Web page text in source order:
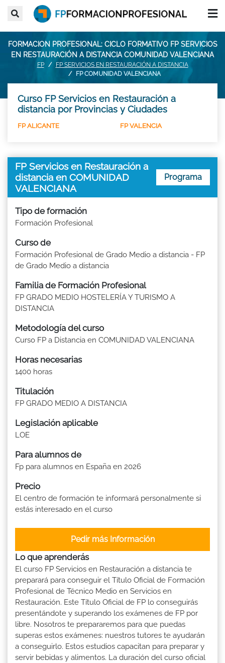
FORMACION PROFESIONAL: CICLO FORMATIVO FP SERVICIOS
EN RESTAURACIÓN A DISTANCIA COMUNIDAD VALENCIANA
FP
FP SERVICIOS EN RESTAURACIÓN A DISTANCIA
FP COMUNIDAD VALENCIANA
Curso FP Servicios en Restauración a
distancia por Provincias y Ciudades
FP ALICANTE FP VALENCIA
FP Servicios en Restauración a
distancia en COMUNIDAD
VALENCIANA
Programa
Tipo de formación
Formación Profesional
Curso de
Formación Profesional de Grado Medio a distancia - FP
de Grado Medio a distancia
Familia de Formación Profesional
FP GRADO MEDIO HOSTELERÍA Y TURISMO A
DISTANCIA
Metodología del curso
Curso FP a Distancia en COMUNIDAD VALENCIANA
Horas necesarias
1400 horas
Titulación
FP GRADO MEDIO A DISTANCIA
Legislación aplicable
LOE
Para alumnos de
Fp para alumnos en España en 2026
Precio
El centro de formación te informará personalmente si
estás interesado en el curso
Pedir más Información
Lo que aprenderás
El curso FP Servicios en Restauración a distancia te
preparará para conseguir el Título Oficial de Formación
Profesional de Técnico Medio en Servicios en
Restauración. Este Título Oficial de FP lo conseguirás
presentándote y superando los exámenes de FP por
libre. Nosotros te prepararemos para que puedas
superas estos exámenes: nuestros tutores te ayudarán
a conseguirlo. Estos estudios capacitan para preparar y
servir bebidas y alimentos. La duración del curso oficial